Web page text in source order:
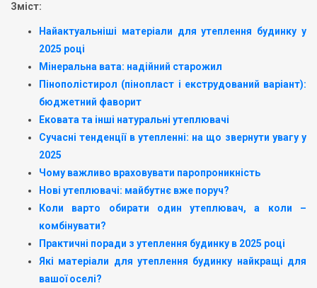
Зміст:
Найактуальніші матеріали для утеплення будинку у
2025 році
Мінеральна вата: надійний старожил
Пінополістирол (пінопласт і екструдований варіант):
бюджетний фаворит
Ековата та інші натуральні утеплювачі
Сучасні тенденції в утепленні: на що звернути увагу у
2025
Чому важливо враховувати паропроникність
Нові утеплювачі: майбутнє вже поруч?
Коли варто обирати один утеплювач, а коли –
комбінувати?
Практичні поради з утеплення будинку в 2025 році
Які матеріали для утеплення будинку найкращі для
вашої оселі?